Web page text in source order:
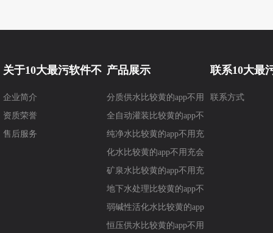
关于10大最污软件不
企业简介
资质荣誉
售后服务
产品展示
分质供水比较黄的app不用
充会员
全自动灌装比较黄的app不
用充会员
纯净水比较黄的app不用充
会员
化水比较黄的app不用充会
员
矿泉水比较黄的app不用充
会员
地下水处理比较黄的app不
用充会员
弱碱性活化水比较黄的app
不用充会员
恒压供水比较黄的app不用
联系10大最
联系方式